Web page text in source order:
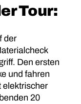
Tour:
der
Den ersten
und fahren
elektrischer
20